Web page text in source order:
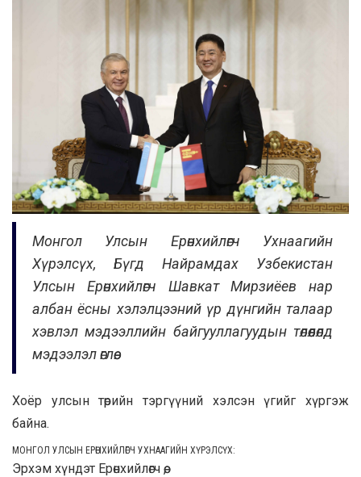
Монгол Улсын Ерөнхийлөгч Ухнаагийн
Хүрэлсүх, Бүгд Найрамдах Узбекистан
Улсын Ерөнхийлөгч Шавкат Мирзиёев нар
албан ёсны хэлэлцээний үр дүнгийн талаар
хэвлэл мэдээллийн байгууллагуудын төлөөлөлд
мэдээлэл өглөө.
Хоёр улсын төрийн тэргүүний хэлсэн үгийг хүргэж
байна.
МОНГОЛ УЛСЫН ЕРӨНХИЙЛӨГЧ УХНААГИЙН ХҮРЭЛСҮХ:
Эрхэм хүндэт Ерөнхийлөгч өө,